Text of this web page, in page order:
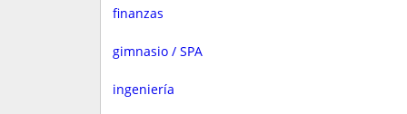
finanzas
gimnasio / SPA
ingeniería